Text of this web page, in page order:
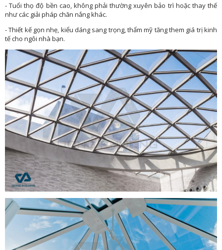
- Tuổi thọ độ bền cao, không phải thường xuyên bảo trì hoặc thay thế
như các giải pháp chăn nắng khác.
- Thiết kế gọn nhẹ, kiểu dáng sang trọng, thẩm mỹ tăng them giá trị kinh
tế cho ngôi nhà bạn.